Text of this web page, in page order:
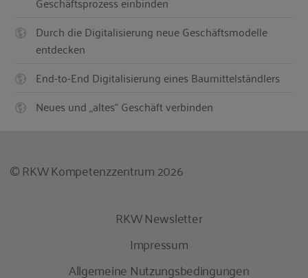
Durch die Digitalisierung neue Geschäftsmodelle
entdecken
End-to-End Digitalisierung eines Baumittelständlers
Neues und „altes“ Geschäft verbinden
© RKW Kompetenzzentrum 2026
RKW Newsletter
Impressum
Allgemeine Nutzungsbedingungen